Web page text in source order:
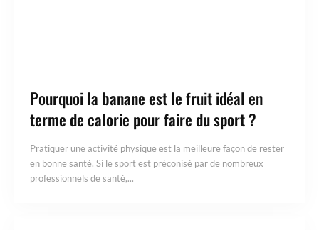
Pourquoi la banane est le fruit idéal en
terme de calorie pour faire du sport ?
Pratiquer une activité physique est la meilleure façon de rester
en bonne santé. Si le sport est préconisé par de nombreux
professionnels de santé,...